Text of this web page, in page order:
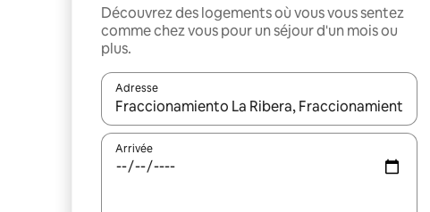
Découvrez des logements où vous vous sentez
comme chez vous pour un séjour d'un mois ou
plus.
Adresse
Lorsque les résultats s'affichent, utilisez les flèches
Arrivée